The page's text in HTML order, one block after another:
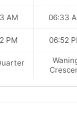
AM
PM
06:33
06:52